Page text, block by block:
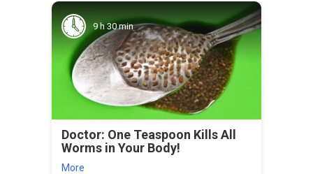
9 h 30 min
Doctor: One Teaspoon Kills All
Worms in Your Body!
More